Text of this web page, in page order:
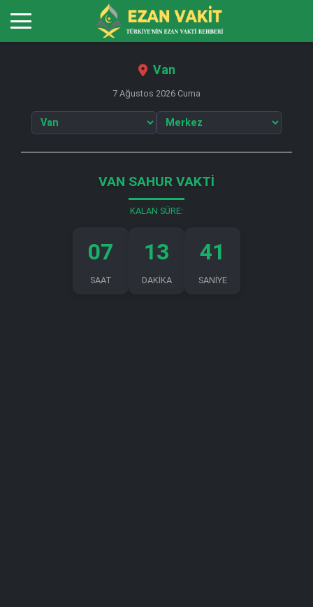
Van
7 Ağustos 2026 Cuma
VAN SAHUR VAKTI
KALAN SÜRE:
07
SAAT
13
DAKİKA
40
SANİYE